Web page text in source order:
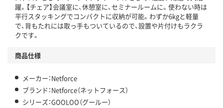
躍。【チェア】会議室に、休憩室に、セミナールームに。使わない時は
平行スタッキングでコンパクトに収納が可能。わずか6kgと軽量
で、背もたれには取っ手もついているので、設置や片付けもラクラ
クです。
商品仕様
メーカー：Netforce
ブランド：Netforce（ネットフォース）
シリーズ：GOOLOO（グールー）